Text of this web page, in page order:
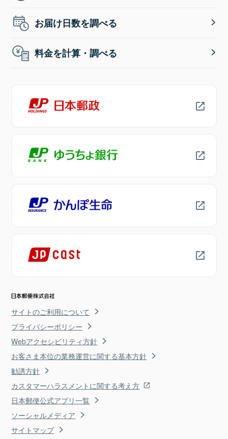
お届け日数を調べる
料金を計算・調べる
サイトのご利用について
プライバシーポリシー
Webアクセシビリティ方針
お客さま本位の業務運営に関する基本方針
勧誘方針
カスタマーハラスメントに関する考え方
日本郵便公式アプリ一覧
ソーシャルメディア
サイトマップ